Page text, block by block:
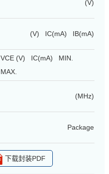
(V)
(V) IC(mA) IB(mA)
VCE (V) IC(mA) MIN.
MAX.
(MHz)
Package
下载封装PDF